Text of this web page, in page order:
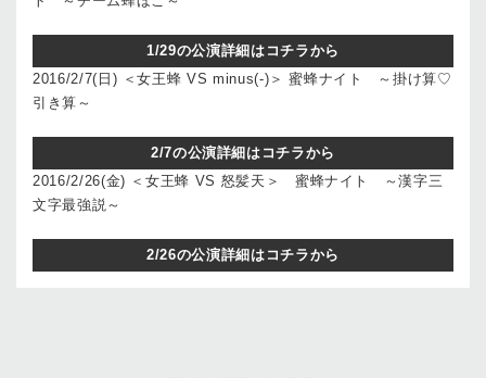
1/29の公演詳細はコチラから
2016/2/7(日) ＜女王蜂 VS minus(-)＞ 蜜蜂ナイト ～掛け算♡
引き算～
2/7の公演詳細はコチラから
2016/2/26(金) ＜女王蜂 VS 怒髪天＞ 蜜蜂ナイト ～漢字三
文字最強説～
2/26の公演詳細はコチラから